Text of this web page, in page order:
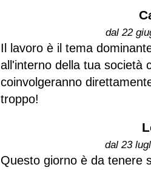
dal 22
Il lavoro è il tema
all'interno della tua società
coinvolgeranno
troppo!
dal 23
Questo giorno è da tenere